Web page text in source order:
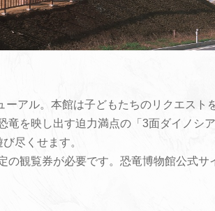
ーアル。本館は子どもたちのリクエスト
竜を映し出す迫力満点の「3面ダイノシ
尽くせます。
の観覧券が必要です。恐竜博物館公式サ